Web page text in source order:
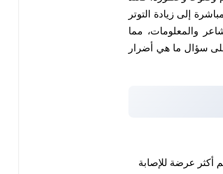
إلى زيادة التوتر
والمعلومات، مما
سؤال ما هي أضرار
أكثر عرضة للإصابة